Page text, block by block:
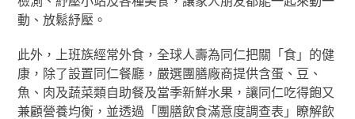
動、放鬆紓壓。
此外，上班族經常外食，全球人壽為同仁把關「食」的健
康，除了設置同仁餐廳，嚴選團膳廠商提供含蛋、豆、
魚、肉及蔬菜類自助餐及當季新鮮水果，讓同仁吃得飽又
兼顧營養均衡，並透過「團膳飲食滿意度調查表」瞭解飲